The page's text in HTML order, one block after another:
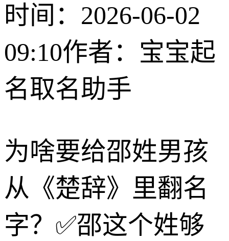
时间：2026-06-02
09:10作者：宝宝起
名取名助手
为啥要给邵姓男孩
从《楚辞》里翻名
字？✅邵这个姓够